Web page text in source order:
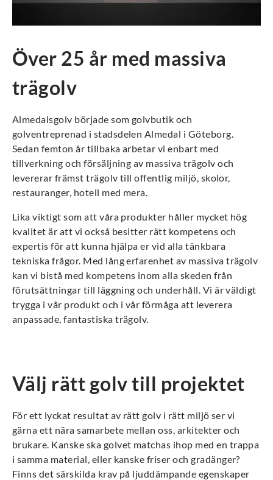
Över 25 år med massiva
trägolv
Almedalsgolv började som golvbutik och
golventreprenad i stadsdelen Almedal i Göteborg.
Sedan femton år tillbaka arbetar vi enbart med
tillverkning och försäljning av massiva trägolv och
levererar främst trägolv till offentlig miljö, skolor,
restauranger, hotell med mera.
Lika viktigt som att våra produkter håller mycket hög
kvalitet är att vi också besitter rätt kompetens och
expertis för att kunna hjälpa er vid alla tänkbara
tekniska frågor. Med lång erfarenhet av massiva trägolv
kan vi bistå med kompetens inom alla skeden från
förutsättningar till läggning och underhåll. Vi är väldigt
trygga i vår produkt och i vår förmåga att leverera
anpassade, fantastiska trägolv.
Välj rätt golv till projektet
För ett lyckat resultat av rätt golv i rätt miljö ser vi
gärna ett nära samarbete mellan oss, arkitekter och
brukare. Kanske ska golvet matchas ihop med en trappa
i samma material, eller kanske friser och gradänger?
Finns det särskilda krav på ljuddämpande egenskaper